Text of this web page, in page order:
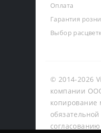
Оплата
Гарантия
Выбор
© 2014-2026
компании
копирование